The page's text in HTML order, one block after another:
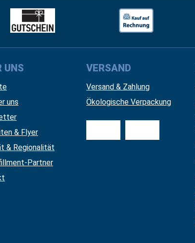
UNS
uns
& Flyer
& Regionalität
Partner
VERSAND
Versand & Zahlung
Ökologische Verpackung